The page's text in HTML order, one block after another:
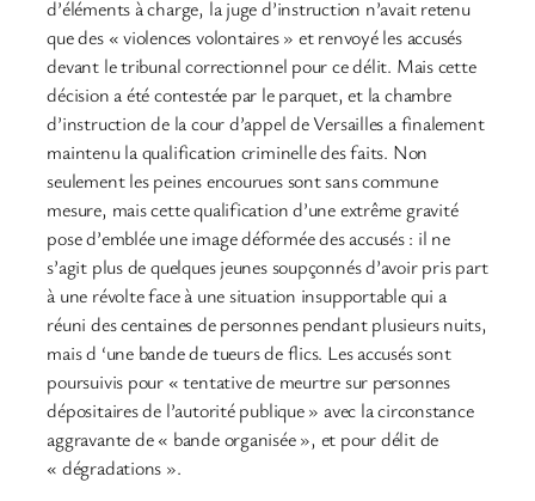
d’éléments à charge, la juge d’instruction n’avait retenu
que des « violences volontaires » et renvoyé les accusés
devant le tribunal correctionnel pour ce délit. Mais cette
décision a été contestée par le parquet, et la chambre
d’instruction de la cour d’appel de Versailles a finalement
maintenu la qualification criminelle des faits. Non
seulement les peines encourues sont sans commune
mesure, mais cette qualification d’une extrême gravité
pose d’emblée une image déformée des accusés : il ne
s’agit plus de quelques jeunes soupçonnés d’avoir pris part
à une révolte face à une situation insupportable qui a
réuni des centaines de personnes pendant plusieurs nuits,
mais d ‘une bande de tueurs de flics. Les accusés sont
poursuivis pour « tentative de meurtre sur personnes
dépositaires de l’autorité publique » avec la circonstance
aggravante de « bande organisée », et pour délit de
« dégradations ».